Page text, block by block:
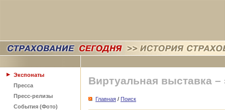
Экспонаты
Пресса
Пресс-релизы
События (Фото)
Виртуальная выставка –
Главная / Поиск